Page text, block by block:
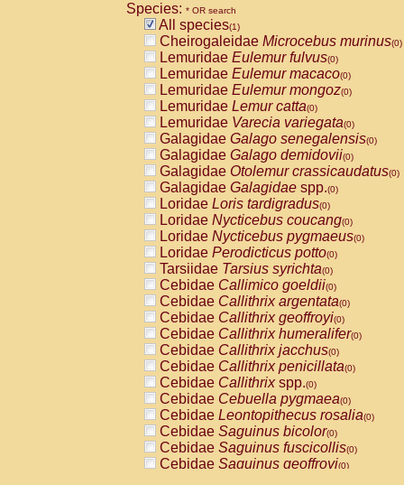
Species: * OR search
All species(1)
Cheirogaleidae Microcebus murinus(0)
Lemuridae Eulemur fulvus(0)
Lemuridae Eulemur macaco(0)
Lemuridae Eulemur mongoz(0)
Lemuridae Lemur catta(0)
Lemuridae Varecia variegata(0)
Galagidae Galago senegalensis(0)
Galagidae Galago demidovii(0)
Galagidae Otolemur crassicaudatus(0)
Galagidae Galagidae spp.(0)
Loridae Loris tardigradus(0)
Loridae Nycticebus coucang(0)
Loridae Nycticebus pygmaeus(0)
Loridae Perodicticus potto(0)
Tarsiidae Tarsius syrichta(0)
Cebidae Callimico goeldii(0)
Cebidae Callithrix argentata(0)
Cebidae Callithrix geoffroyi(0)
Cebidae Callithrix humeralifer(0)
Cebidae Callithrix jacchus(0)
Cebidae Callithrix penicillata(0)
Cebidae Callithrixspp.(0)
Cebidae Cebuella pygmaea(0)
Cebidae Leontopithecus rosalia(0)
Cebidae Saguinus bicolor(0)
Cebidae Saguinus fuscicollis(0)
Cebidae Saguinus geoffroyi(0)